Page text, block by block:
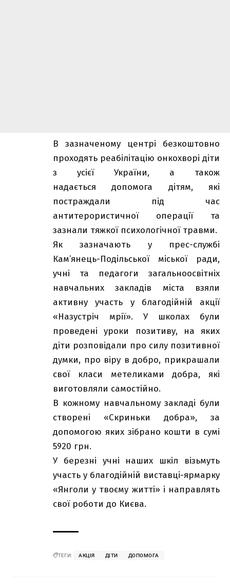
В зазначеному центрі безкоштовно
проходять реабілітацію онкохворі діти
з усієї України, а також
надається допомога дітям, які
постраждали під час
антитерористичної операції та
зазнали тяжкої психологічної травми.
Як зазначають у прес-службі
Кам’янець-Подільської міської ради,
учні та педагоги загальноосвітніх
навчальних закладів міста взяли
активну участь у благодійній акції
«Назустріч мрії». У школах були
проведені уроки позитиву, на яких
діти розповідали про силу позитивної
думки, про віру в добро, прикрашали
свої класи метеликами добра, які
виготовляли самостійно.
В кожному навчальному закладі були
створені «Скриньки добра», за
допомогою яких зібрано кошти в сумі
5920 грн.
У березні учні наших шкіл візьмуть
участь у благодійній виставці-ярмарку
«Янголи у твоєму житті» і направлять
свої роботи до Києва.
ТЕГИ: АКЦІЯ ДІТИ ДОПОМОГА